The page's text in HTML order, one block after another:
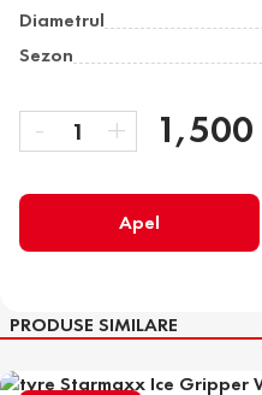
Diametrul
Sezon
- 1 + 1,500
Apel
PRODUSE SIMILARE